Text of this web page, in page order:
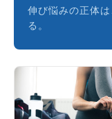
伸び悩みの正体
る。